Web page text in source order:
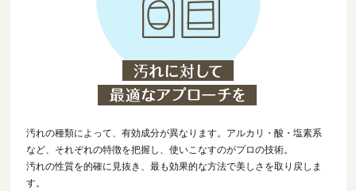
汚れの種類によって、有効成分が異なります。アルカリ・酸・塩素系
など、それぞれの特徴を把握し、使いこなすのがプロの技術。
汚れの性質を的確に見抜き、最も効果的な方法で美しさを取り戻しま
す。